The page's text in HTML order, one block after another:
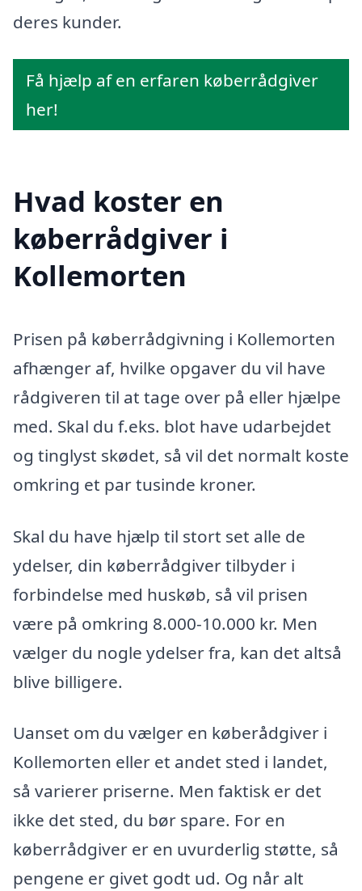
deres kunder.
Få hjælp af en erfaren køberrådgiver
her!
Hvad koster en
køberrådgiver i
Kollemorten
Prisen på køberrådgivning i Kollemorten
afhænger af, hvilke opgaver du vil have
rådgiveren til at tage over på eller hjælpe
med. Skal du f.eks. blot have udarbejdet
og tinglyst skødet, så vil det normalt koste
omkring et par tusinde kroner.
Skal du have hjælp til stort set alle de
ydelser, din køberrådgiver tilbyder i
forbindelse med huskøb, så vil prisen
være på omkring 8.000-10.000 kr. Men
vælger du nogle ydelser fra, kan det altså
blive billigere.
Uanset om du vælger en køberådgiver i
Kollemorten eller et andet sted i landet,
så varierer priserne. Men faktisk er det
ikke det sted, du bør spare. For en
køberrådgiver er en uvurderlig støtte, så
pengene er givet godt ud. Og når alt